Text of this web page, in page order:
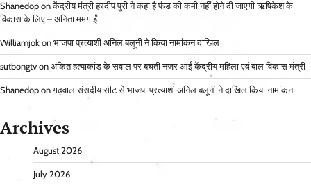
Shanedop onकेंद्रीय मंत्री हरदीप पुरी ने कहा है फंड की कमी नहीं होने दी जाएगी ऋषिकेश के
विकास के लिए – अनिता ममगाईं
Williamjok on भाजपा प्रत्याशी अनिल बलूनी ने किया नामांकन दाखिल
sutbongtv on अंकित हत्याकांड के सवाल पर बचती नजर आई केंद्रीय महिला एवं बाल विकास मंत्री
Shanedop onगढ़वाल संसदीय सीट से भाजपा प्रत्याशी अनिल बलूनी ने दाखिल किया नामांकन
Archives
August 2026
July 2026